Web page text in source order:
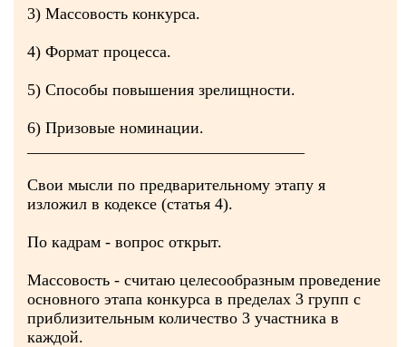
3) Массовость конкурса.
4) Формат процесса.
5) Способы повышения зрелищности.
6) Призовые номинации.
Свои мысли по предварительному этапу я
изложил в кодексе (статья 4).
По кадрам - вопрос открыт.
Массовость - считаю целесообразным проведение
основного этапа конкурса в пределах 3 групп с
приблизительным количество 3 участника в
каждой.